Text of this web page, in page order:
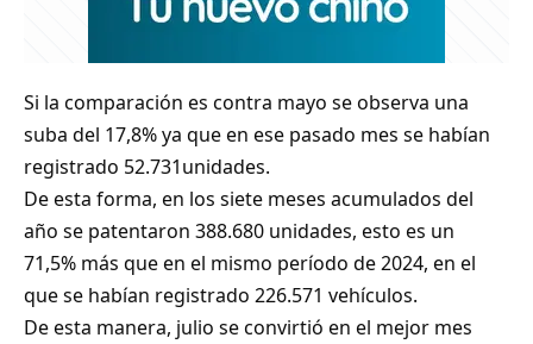
Si la comparación es contra mayo se observa una
suba del 17,8% ya que en ese pasado mes se habían
registrado 52.731unidades.
De esta forma, en los siete meses acumulados del
año se patentaron 388.680 unidades, esto es un
71,5% más que en el mismo período de 2024, en el
que se habían registrado 226.571 vehículos.
De esta manera, julio se convirtió en el mejor mes